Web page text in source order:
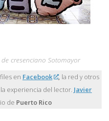
cresenciano Sotomayor
en Facebook , la red y otros
experiencia del lector. Javier
de Puerto Rico